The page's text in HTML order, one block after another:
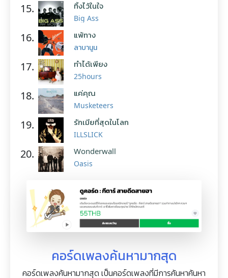
15. ทิ้งไว้ในใจ
Big Ass
16. แพ้ทาง
ลาบานูน
17. ทำได้เพียง
25hours
18. แค่คุณ
Musketeers
19. รักเมียที่สุดในโลก
ILLSLICK
20. Wonderwall
Oasis
คอร์ดเพลงค้นหามากสุด
คอร์ดเพลงค้นหามากสุด เป็นคอร์ดเพลงที่มีการค้นหาค้นหา